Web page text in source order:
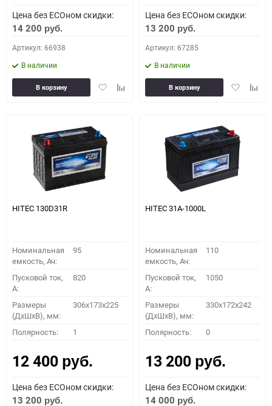
Цена без ECOном скидки:
14 200 руб.
Артикул: 66938
В наличии
ДобавитьДобавить
В корзину
Цена без ECOном скидки:
13 200 руб.
Артикул: 67285
В наличии
Добавить
В корзину
HITEC 130D31R
Номинальная
емкость, Ач:
95
Пусковой ток,
A:
820
Размеры
(ДхШхВ), мм:
306x173x225
Полярность: 1
12 400 руб.
Цена без ECOном скидки:
13 200 руб.
HITEC 31A-1000L
Номинальная
емкость, Ач:
110
Пусковой ток,
A:
1050
Размеры
(ДхШхВ), мм:
330x172x242
Полярность: 0
13 200 руб.
Цена без ECOном скидки:
14 000 руб.